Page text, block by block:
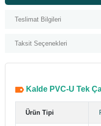
Teslimat Bilgileri
Taksit Seçenekleri
Kalde PVC-U Tek
Ürün Tipi